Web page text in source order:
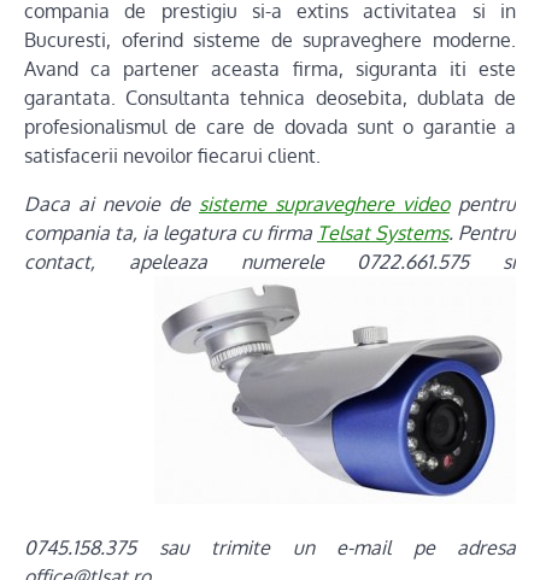
compania de prestigiu si-a extins activitatea si in
Bucuresti, oferind sisteme de supraveghere moderne.
Avand ca partener aceasta firma, siguranta iti este
garantata. Consultanta tehnica deosebita, dublata de
profesionalismul de care de dovada sunt o garantie a
satisfacerii nevoilor fiecarui client.
Daca ai nevoie de sisteme supraveghere videopentru
compania ta, ia legatura cu firma Telsat Systems. Pentru
contact, apeleaza numerele 0722.661.575 si
0745.158.375 sau trimite un e-mail pe adresa